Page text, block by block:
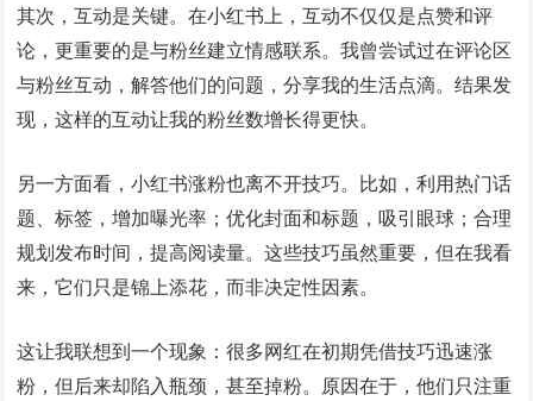
其次，互动是关键。在小红书上，互动不仅仅是点赞和评
论，更重要的是与粉丝建立情感联系。我曾尝试过在评论区
与粉丝互动，解答他们的问题，分享我的生活点滴。结果发
现，这样的互动让我的粉丝数增长得更快。
另一方面看，小红书涨粉也离不开技巧。比如，利用热门话
题、标签，增加曝光率；优化封面和标题，吸引眼球；合理
规划发布时间，提高阅读量。这些技巧虽然重要，但在我看
来，它们只是锦上添花，而非决定性因素。
这让我联想到一个现象：很多网红在初期凭借技巧迅速涨
粉，但后来却陷入瓶颈，甚至掉粉。原因在于，他们只注重